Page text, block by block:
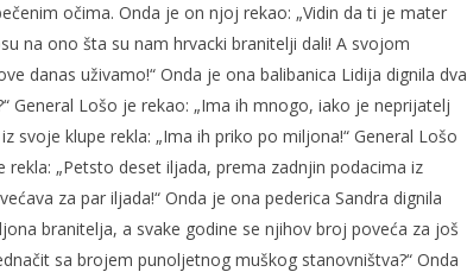
očima. Onda je on njoj rekao: „Vidin da ti je mater
na ono šta su nam hrvacki branitelji dali! A svojom
danas uživamo!“ Onda je ona balibanica Lidija dignila dva
General Lošo je rekao: „Ima ih mnogo, iako je neprijatelj
svoje klupe rekla: „Ima ih priko po miljona!“ General Lošo
„Petsto deset iljada, prema zadnjin podacima iz
za par iljada!“ Onda je ona pederica Sandra dignila
branitelja, a svake godine se njihov broj poveća za još
sa brojem punoljetnog muškog stanovništva?“ Onda